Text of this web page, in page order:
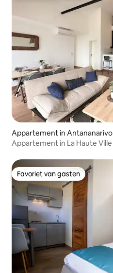
Appartement in Antananarivo
Appartement in La Haute Ville
Favoriet van gasten
Favoriet van gasten